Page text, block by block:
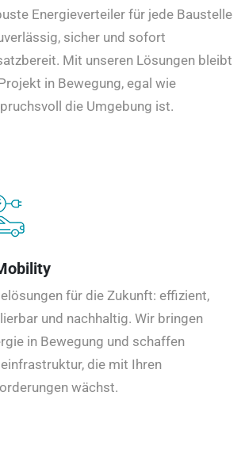
Energieverteiler für jede Baustelle
sicher und sofort
Mit unseren Lösungen bleibt
in Bewegung, egal wie
die Umgebung ist.
für die Zukunft: effizient,
und nachhaltig. Wir bringen
in Bewegung und schaffen
die mit Ihren
wächst.